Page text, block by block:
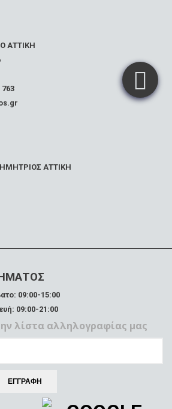
ΑΤΤΙΚΗ
ΑΤΤΙΚΗ
09:00-15:00
09:00-21:00
λίστα αλληλογραφίας μας